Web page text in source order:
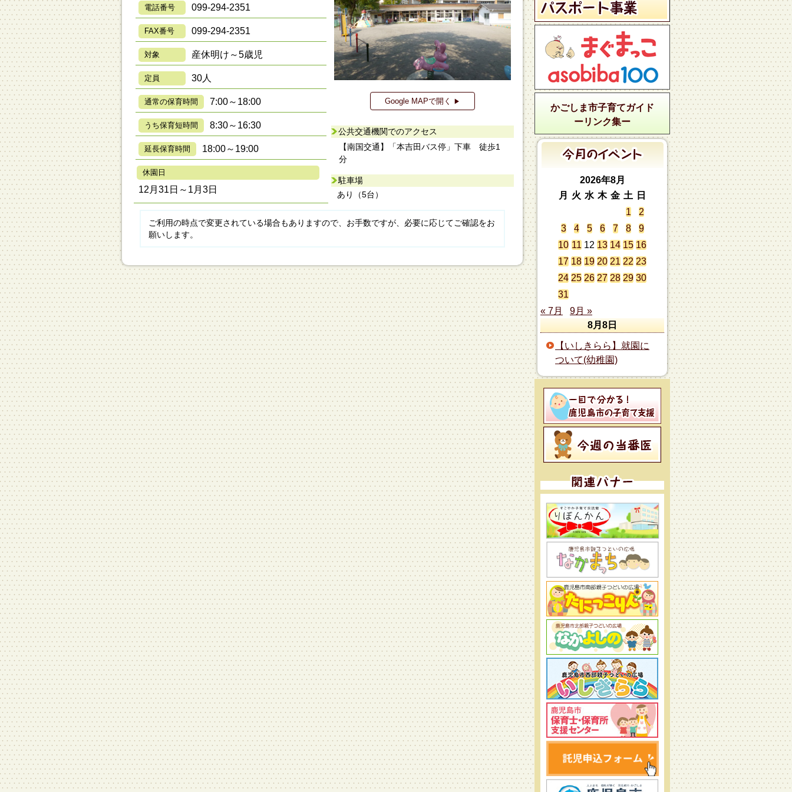
Google MAPで開く ▶
公共交通機関でのアクセス
【南国交通】「本吉田バス停」下車 徒歩1
分
駐車場
あり（5台）
電話番号 099-294-2351
FAX番号 099-294-2351
対象 産休明け～5歳児
定員 30人
通常の保育時間 7:00～18:00
うち保育短時間 8:30～16:30
延長保育時間 18:00～19:00
休園日
12月31日～1月3日
ご利用の時点で変更されている場合もありますので、お手数ですが、必要に応じてご確認をお
願いします。
かごしま市子育てガイド
ーリンク集ー
2026年8月
月
火 水 木 金 土
日
1
2
3
4 5 6 7 8
9
10 11 12 13 14 15 16
17 18 19 20 21 22 23
24 25 26 27 28 29 30
31
« 7月
9月 »
8月8日
【いしきらら】就園に
ついて(幼稚園)